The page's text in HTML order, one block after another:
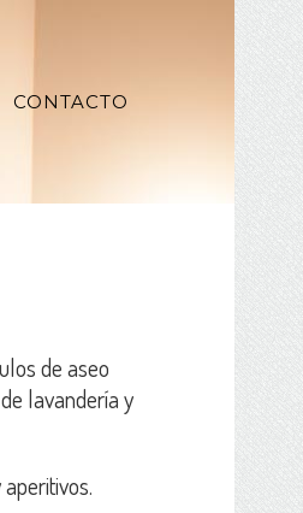
CONTACTO
de aseo
lavandería y